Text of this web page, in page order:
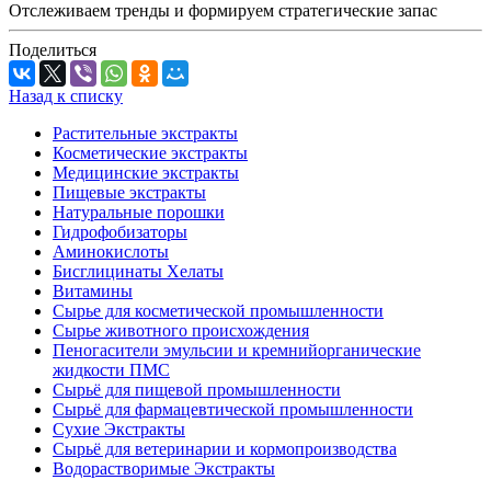
Отслеживаем тренды и формируем стратегические запас
Поделиться
Назад к списку
Растительные экстракты
Косметические экстракты
Медицинские экстракты
Пищевые экстракты
Натуральные порошки
Гидрофобизаторы
Аминокислоты
Бисглицинаты Хелаты
Витамины
Сырье для косметической промышленности
Сырье животного происхождения
Пеногасители эмульсии и кремнийорганические
жидкости ПМС
Сырьё для пищевой промышленности
Сырьё для фармацевтической промышленности
Сухие Экстракты
Сырьё для ветеринарии и кормопроизводства
Водорастворимые Экстракты